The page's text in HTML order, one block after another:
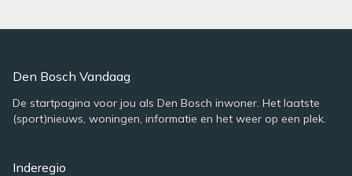
Den Bosch Vandaag
De startpagina voor jou als Den Bosch inwoner. Het laatste
(sport)nieuws, woningen, informatie en het weer op een plek.
Inderegio